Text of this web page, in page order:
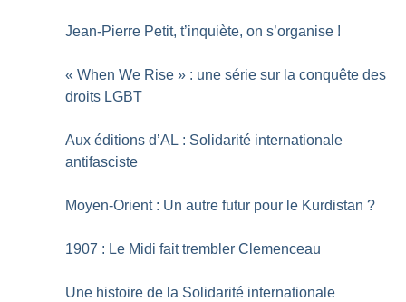
Jean-Pierre Petit, t’inquiète, on s’organise !
« When We Rise » : une série sur la conquête des
droits LGBT
Aux éditions d’AL : Solidarité internationale
antifasciste
Moyen-Orient : Un autre futur pour le Kurdistan ?
1907 : Le Midi fait trembler Clemenceau
Une histoire de la Solidarité internationale